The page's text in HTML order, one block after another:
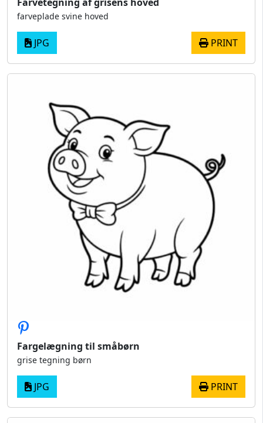
farveplade svine hoved
JPG PRINT
Fargelægning til småbørn
grise tegning børn
JPG PRINT